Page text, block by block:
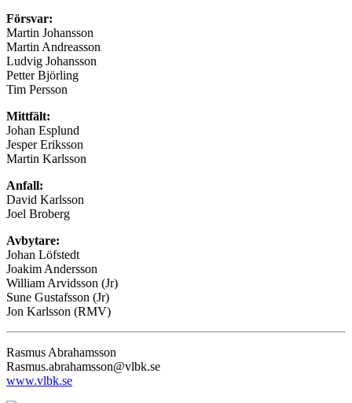
Försvar:
Martin Johansson
Martin Andreasson
Ludvig Johansson
Petter Björling
Tim Persson
Mittfält:
Johan Esplund
Jesper Eriksson
Martin Karlsson
Anfall:
David Karlsson
Joel Broberg
Avbytare:
Johan Löfstedt
Joakim Andersson
William Arvidsson (Jr)
Sune Gustafsson (Jr)
Jon Karlsson (RMV)
Rasmus Abrahamsson
Rasmus.abrahamsson@vlbk.se
www.vlbk.se